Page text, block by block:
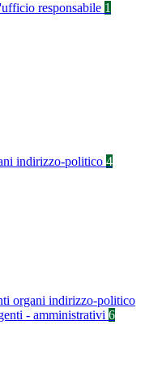
responsabile 1
indirizzo-politico 4
organi indirizzo-politico
- amministrativi 6